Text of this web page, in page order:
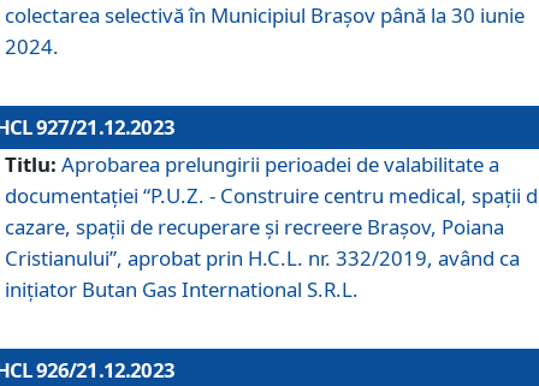
colectarea selectivă în Municipiul Braşov până la 30 iunie
2024.
927/21.12.2023
Titlu: Aprobarea prelungirii perioadei de valabilitate a
documentaţiei “P.U.Z. - Construire centru medical, spații
cazare, spații de recuperare și recreere Brașov, Poiana
Cristianului”, aprobat prin H.C.L. nr. 332/2019, având ca
inițiator Butan Gas International S.R.L.
926/21.12.2023